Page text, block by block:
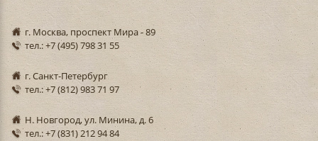
г. Москва, проспект Мира - 89
тел.: +7 (495) 798 31 55
г. Санкт-Петербург
тел.: +7 (812) 983 71 97
Н. Новгород, ул. Минина, д. 6
тел.: +7 (831) 212 94 84